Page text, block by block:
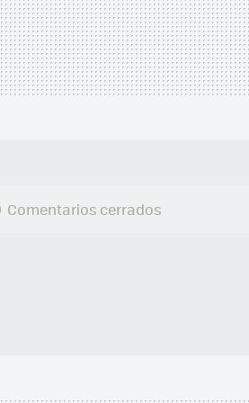
Comentarios cerrados